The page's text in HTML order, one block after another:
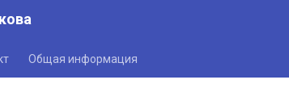
Общая информация